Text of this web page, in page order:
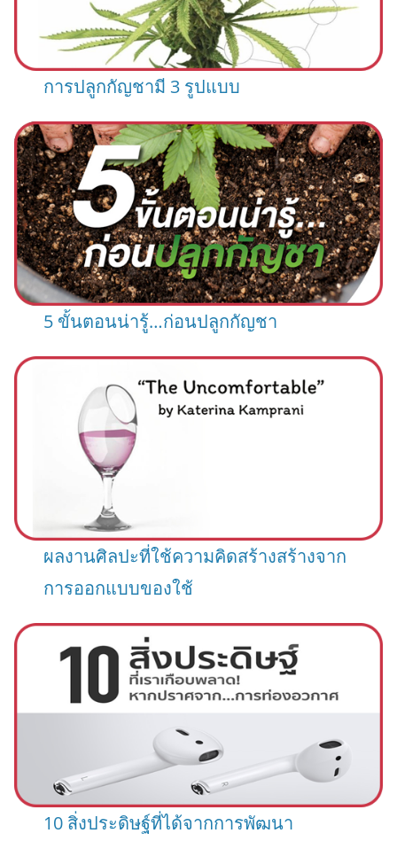
การปลูกกัญชามี 3 รูปแบบ
5 ขั้นตอนน่ารู้…ก่อนปลูกกัญชา
ผลงานศิลปะที่ใช้ความคิดสร้างสร้างจาก
การออกแบบของใช้
10 สิ่งประดิษฐ์ที่ได้จากการพัฒนา